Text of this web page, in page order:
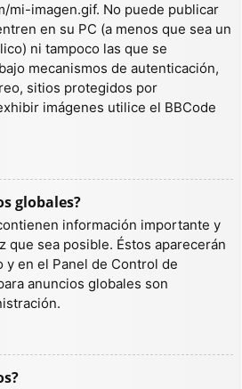
mi-imagen.gif. No puede publicar
en su PC (a menos que sea un
ni tampoco las que se
mecanismos de autenticación,
sitios protegidos por
imágenes utilice el BBCode
globales?
información importante y
que sea posible. Éstos aparecerán
y en el Panel de Control de
anuncios globales son